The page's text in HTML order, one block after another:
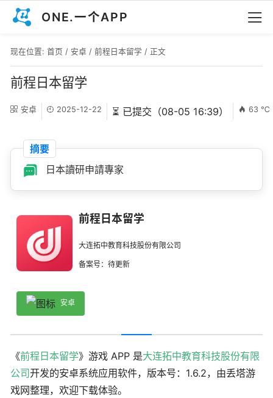
ONE.一个APP
现在位置: 首页 / 安卓 / 前程日本留学 / 正文
前程日本留学
安卓 2025-12-22 ⏳ 已提交（08-05 16:39） 63 ℃
摘要
日本讀研申請專家
前程日本留学
大连拓中教育科技股份有限公司
备案号：待更新
安卓
《前程日本留学》游戏 APP 是大连拓中教育科技股份有限
公司开发的安卓系统应用软件，版本号：1.6.2，由丢塔游
戏网整理，欢迎下载体验。